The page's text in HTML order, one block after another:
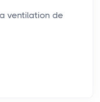
ventilation de